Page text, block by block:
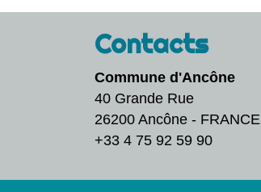
Contacts
Commune d'Ancône
40 Grande Rue
26200 Ancône - FRANCE
+33 4 75 92 59 90